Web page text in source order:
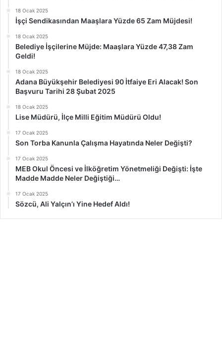
18 Ocak 2025
İşçi Sendikasından Maaşlara Yüzde 65 Zam Müjdesi!
18 Ocak 2025
Belediye İşçilerine Müjde: Maaşlara Yüzde 47,38 Zam
Geldi!
18 Ocak 2025
Adana Büyükşehir Belediyesi 90 İtfaiye Eri Alacak! Son
Başvuru Tarihi 28 Şubat 2025
18 Ocak 2025
Lise Müdürü, İlçe Milli Eğitim Müdürü Oldu!
17 Ocak 2025
Son Torba Kanunla Çalışma Hayatında Neler Değişti?
17 Ocak 2025
MEB Okul Öncesi ve İlköğretim Yönetmeliği Değişti: İşte
Madde Madde Neler Değiştiği…
17 Ocak 2025
Sözcü, Ali Yalçın’ı Yine Hedef Aldı!